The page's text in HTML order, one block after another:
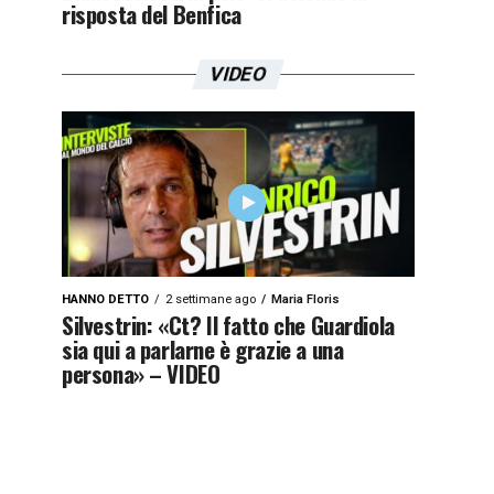
risposta del Benfica
VIDEO
HANNO DETTO 2 settimane ago Maria Floris
Silvestrin: «Ct? Il fatto che Guardiola
sia qui a parlarne è grazie a una
persona» – VIDEO